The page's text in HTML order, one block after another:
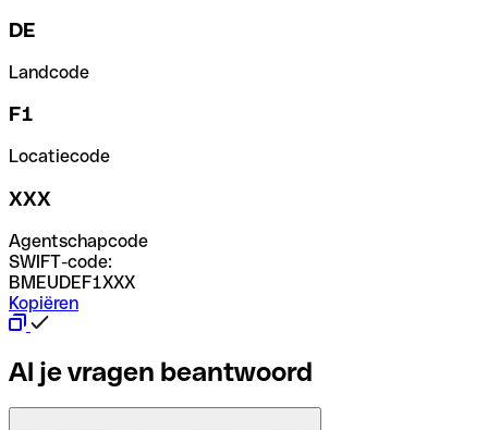
DE
Landcode
F1
Locatiecode
XXX
Agentschapcode
SWIFT-code:
BMEUDEF1XXX
Kopiëren
Al je vragen beantwoord